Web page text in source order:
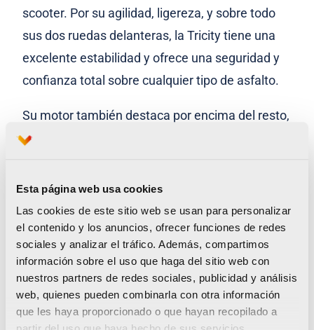
Esta página web usa cookies
Las cookies de este sitio web se usan para personalizar
el contenido y los anuncios, ofrecer funciones de redes
sociales y analizar el tráfico. Además, compartimos
información sobre el uso que haga del sitio web con
nuestros partners de redes sociales, publicidad y análisis
web, quienes pueden combinarla con otra información
que les haya proporcionado o que hayan recopilado a
scooter. Por su agilidad, ligereza, y sobre todo
sus dos ruedas delanteras, la Tricity tiene una
excelente estabilidad y ofrece una seguridad y
confianza total sobre cualquier tipo de asfalto.
Su motor también destaca por encima del resto,
gracias a la tecnología Blue Core, que lo
refrigeración líquida potente y eficiente con un
consumo de combustible bajo y un rendimiento
perfecto para desplazarse por la ciudad.
Sobre Yamaha Motor Europe, N.V. sucursal en
España:
Yamaha Motor España es una empresa atenta a